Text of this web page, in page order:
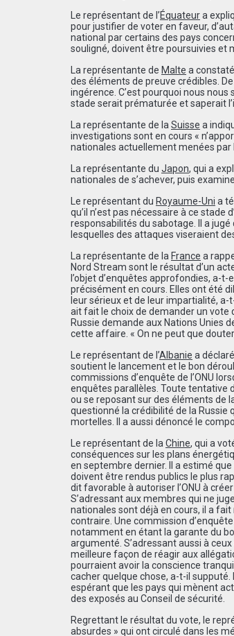
Le représentant de l’Équateura
pour justifier de voter en faveur,
national par certains des pays
souligné, doivent être poursuivies et
La représentante de Malte a
des éléments de preuve crédibles.
ingérence. C’est pourquoi nous
stade serait prématurée et saperait
La représentante de la Suisse a
investigations sont en cours « n’
nationales actuellement menées par
La représentante du Japon, qui a
nationales de s’achever, puis
Le représentant du Royaume-Uni a
qu’il n’est pas nécessaire à ce
responsabilités du sabotage. Il a
lesquelles des attaques viseraient
La représentante de la France a
Nord Stream sont le résultat d’un
l’objet d’enquêtes approfondies, a-
précisément en cours. Elles ont été
leur sérieux et de leur impartialité,
ait fait le choix de demander un vote
Russie demande aux Nations Unies
cette affaire. « On ne peut que
Le représentant de l’Albanie a
soutient le lancement et le bon
commissions d’enquête de l’ONU
enquêtes parallèles. Toute tentative
ou se reposant sur des éléments de
questionné la crédibilité de la Russie
mortelles. Il a aussi dénoncé le
Le représentant de la Chine, qui a
conséquences sur les plans
en septembre dernier. Il a estimé
doivent être rendus publics le plus
dit favorable à autoriser l’ONU à
S’adressant aux membres qui ne
nationales sont déjà en cours, il a
contraire. Une commission
notamment en étant la garante du
argumenté. S’adressant aussi à
meilleure façon de réagir aux
pourraient avoir la conscience
cacher quelque chose, a-t-il
espérant que les pays qui mènent
des exposés au Conseil de sécurité.
Regrettant le résultat du vote, le
absurdes » qui ont circul é dans les mé